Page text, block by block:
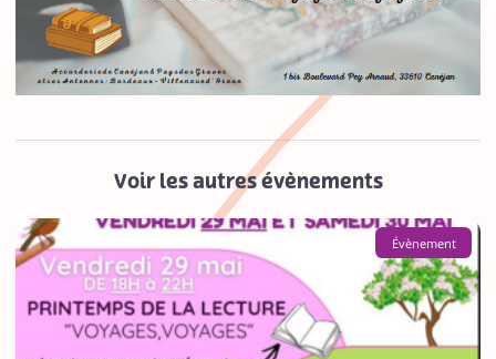
Voir les autres évènements
Évènement